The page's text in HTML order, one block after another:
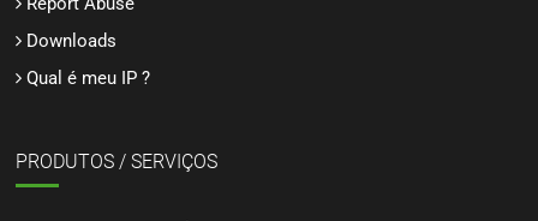
Downloads
Qual é meu IP ?
PRODUTOS / SERVIÇOS